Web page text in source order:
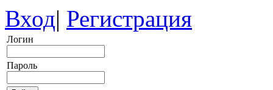
Вход| Регистрация
Логин
Пароль